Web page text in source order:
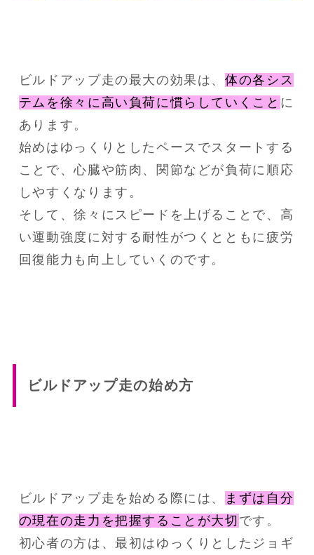
ビルドアップ走の最大の効果は、体の各シス
テムを徐々に高い負荷に慣らしていくこと に
あります。
始めはゆっくりとしたペースでスタートする
ことで、心臓や筋肉、関節などが負荷に順応
しやすくなります。
そして、徐々にスピードを上げることで、高
い運動強度に対する耐性がつくとともに疲労
回復能力も向上していくのです。
ビルドアップ走の始め方
ビルドアップ走を始める際には、
まずは自分
の現在の走力を把握することが大切 です。
初心者の方は、最初はゆっくりとしたジョギ